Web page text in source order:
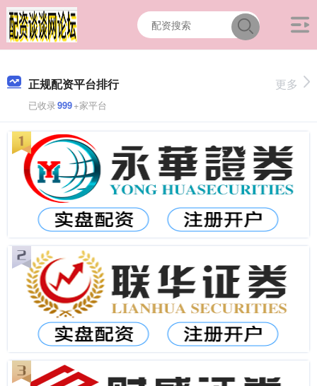
正规配资平台排行
已收录999+家平台
更多